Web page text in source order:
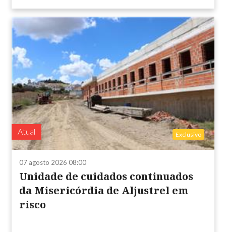
Atual Exclusivo
07 agosto 2026 08:00
Unidade de cuidados continuados
da Misericórdia de Aljustrel em
risco